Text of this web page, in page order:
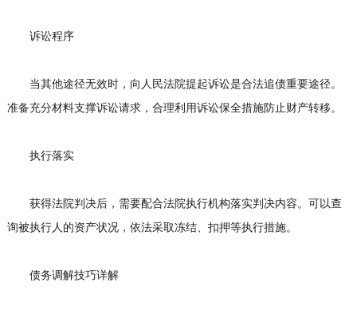
诉讼程序
当其他途径无效时，向人民法院提起诉讼是合法追债重要途径。
准备充分材料支撑诉讼请求，合理利用诉讼保全措施防止财产转移。
执行落实
获得法院判决后，需要配合法院执行机构落实判决内容。可以查
询被执行人的资产状况，依法采取冻结、扣押等执行措施。
债务调解技巧详解